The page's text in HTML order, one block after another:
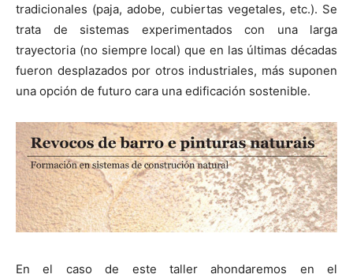
tradicionales (paja, adobe, cubiertas vegetales, etc.). Se
trata de sistemas experimentados con una larga
trayectoria (no siempre local) que en las últimas décadas
fueron desplazados por otros industriales, más suponen
una opción de futuro cara una edificación sostenible.
En el caso de este taller ahondaremos en el